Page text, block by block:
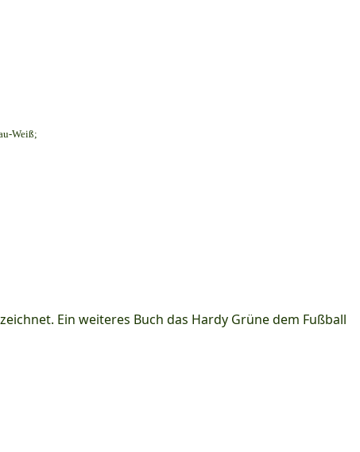
Weiß;
Ein weiteres Buch das Hardy Grüne dem Fußball